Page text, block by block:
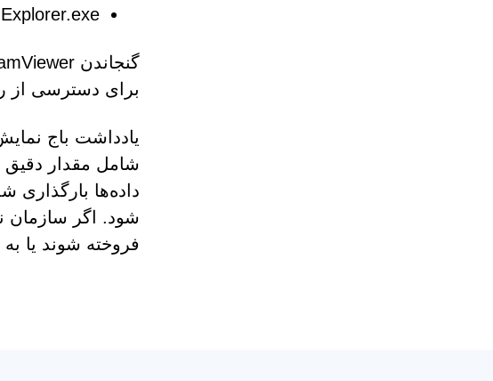
Explorer.exe
برای دسترسی از
یادداشت باج
شامل مقدار دقیق
داده‌ها بارگذاری
فروخته شوند یا